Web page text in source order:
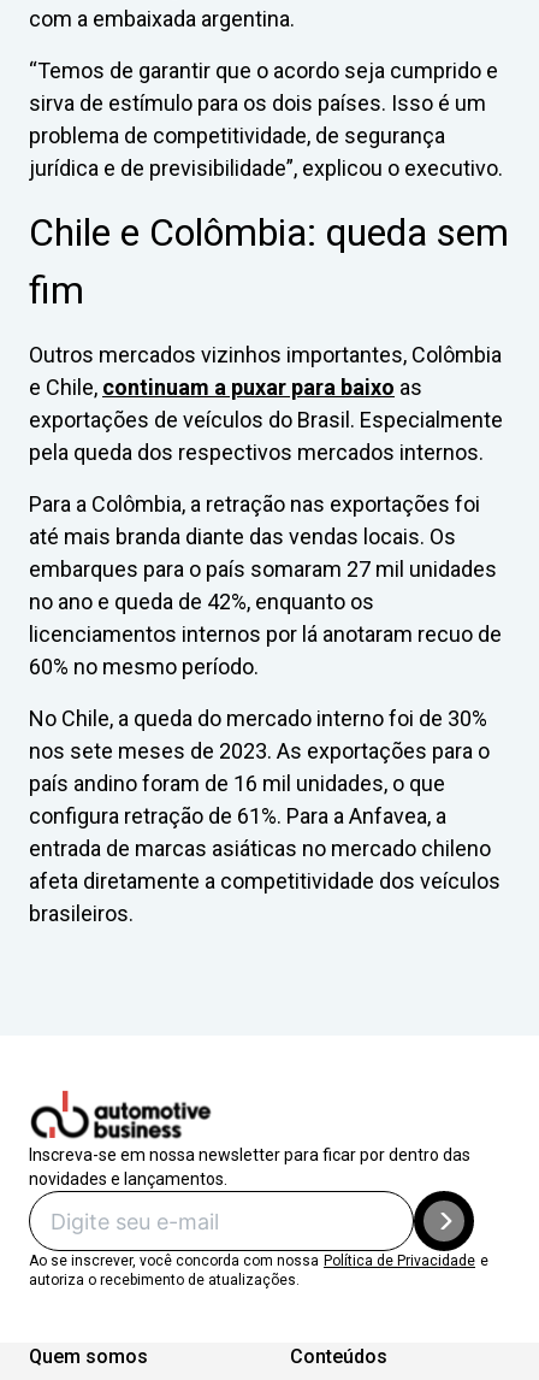
com a embaixada argentina.
“Temos de garantir que o acordo seja cumprido e
sirva de estímulo para os dois países. Isso é um
problema de competitividade, de segurança
jurídica e de previsibilidade”, explicou o executivo.
Chile e Colômbia: queda sem
fim
Outros mercados vizinhos importantes, Colômbia
e Chile, continuam a puxar para baixo as
exportações de veículos do Brasil. Especialmente
pela queda dos respectivos mercados internos.
Para a Colômbia, a retração nas exportações foi
até mais branda diante das vendas locais. Os
embarques para o país somaram 27 mil unidades
no ano e queda de 42%, enquanto os
licenciamentos internos por lá anotaram recuo de
60% no mesmo período.
No Chile, a queda do mercado interno foi de 30%
nos sete meses de 2023. As exportações para o
país andino foram de 16 mil unidades, o que
configura retração de 61%. Para a Anfavea, a
entrada de marcas asiáticas no mercado chileno
afeta diretamente a competitividade dos veículos
brasileiros.
Inscreva-se em nossa newsletter para ficar por dentro das
novidades e lançamentos.
Ao se inscrever, você concorda com nossa Política de Privacidade e
autoriza o recebimento de atualizações.
Quem somos Conteúdos